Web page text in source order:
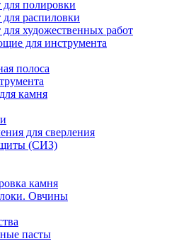
полировки
распиловки
художественных работ
для инструмента
полоса
камня
для сверления
(СИЗ)
камня
Овчины
пасты